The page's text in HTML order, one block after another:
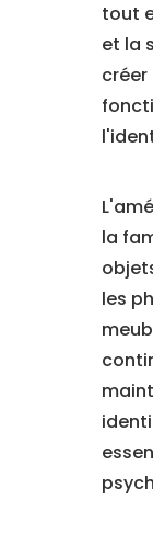
tout
et la
créer
la
les